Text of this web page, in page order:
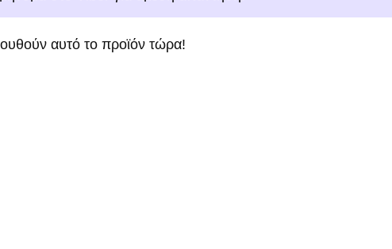
αυτό το προϊόν τώρα!